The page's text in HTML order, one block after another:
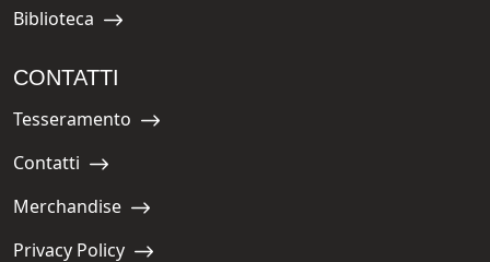
Navigate to:
Biblioteca
CONTATTI
Navigate to:
Tesseramento
Navigate to:
Contatti
Navigate to:
Merchandise
Privacy Policy